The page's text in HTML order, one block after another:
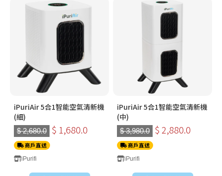
iPuriAir 5合1智能空氣清新機
(細)
$ 2,680.0 $ 1,680.0
商戶直送
iPurifi
iPuriAir 5合1智能空氣清新機
(中)
$ 3,980.0 $ 2,880.0
商戶直送
iPurifi